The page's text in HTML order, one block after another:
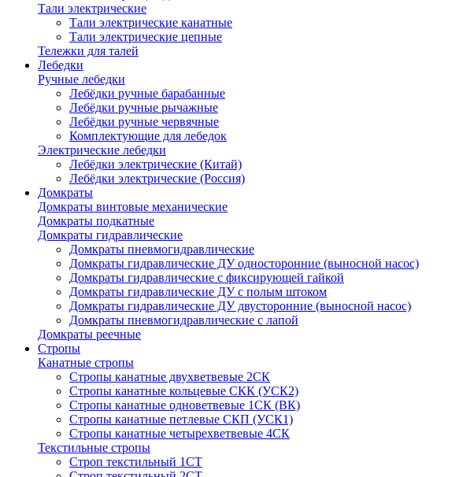
Тали электрические
Тали электрические канатные
Тали электрические цепные
Тележки для талей
Лебедки
Ручные лебедки
Лебёдки ручные барабанные
Лебёдки ручные рычажные
Лебёдки ручные червячные
Комплектующие для лебедок
Электрические лебедки
Лебёдки электрические (Китай)
Лебёдки электрические (Россия)
Домкраты
Домкраты винтовые механические
Домкраты подкатные
Домкраты гидравлические
Домкраты пневмогидравлические
Домкраты гидравлические ДУ односторонние (выносной насос)
Домкраты гидравлические с фиксирующей гайкой
Домкраты гидравлические ДУ c полым штоком
Домкраты гидравлические ДУ двусторонние (выносной насос)
Домкраты пневмогидравлические с лапой
Домкраты реечные
Стропы
Канатные стропы
Стропы канатные двухветвевые 2СК
Стропы канатные кольцевые СКК (УСК2)
Стропы канатные одноветвевые 1СК (ВК)
Стропы канатные петлевые СКП (УСК1)
Стропы канатные четырехветвевые 4СК
Текстильные стропы
Строп текстильный 1СТ